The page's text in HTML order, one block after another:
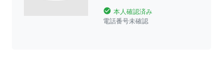
check_circle 本人確認済み
電話番号未確認